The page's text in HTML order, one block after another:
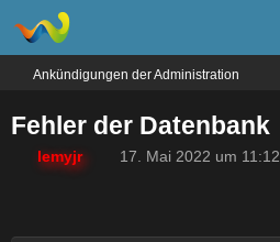
Ankündigungen der Administration
Fehler der Datenbank
lemyjr 17. Mai 2022 um 11:12